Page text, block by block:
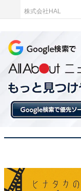
株式会社HAL